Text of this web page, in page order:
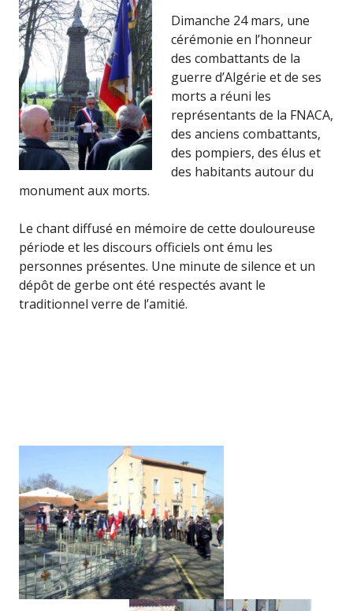
Dimanche 24 mars, une
cérémonie en l’honneur
des combattants de la
guerre d’Algérie et de ses
morts a réuni les
représentants de la FNACA,
des anciens combattants,
des pompiers, des élus et
des habitants autour du
monument aux morts.
Le chant diffusé en mémoire de cette douloureuse
période et les discours officiels ont ému les
personnes présentes. Une minute de silence et un
dépôt de gerbe ont été respectés avant le
traditionnel verre de l’amitié.